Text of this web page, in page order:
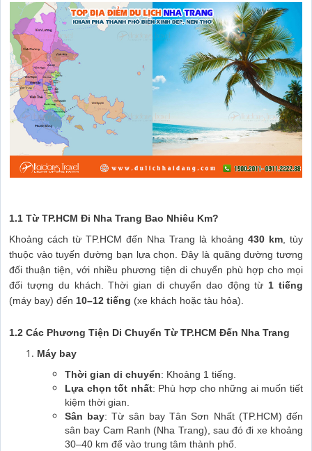
1.1 Từ TP.HCM Đi Nha Trang Bao Nhiêu Km?
Khoảng cách từ TP.HCM đến Nha Trang là khoảng 430 km , tùy
thuộc vào tuyến đường bạn lựa chọn. Đây là quãng đường tương
đối thuận tiện, với nhiều phương tiện di chuyển phù hợp cho mọi
đối tượng du khách. Thời gian di chuyển dao động từ 1 tiếng
(máy bay) đến 10–12 tiếng (xe khách hoặc tàu hỏa).
1.2 Các Phương Tiện Di Chuyển Từ TP.HCM Đến Nha Trang
Máy bay
Thời gian di chuyển: Khoảng 1 tiếng.
Lựa chọn tốt nhất: Phù hợp cho những ai muốn tiết
kiệm thời gian.
Sân bay: Từ sân bay Tân Sơn Nhất (TP.HCM) đến
sân bay Cam Ranh (Nha Trang), sau đó đi xe khoảng
30–40 km để vào trung tâm thành phố.